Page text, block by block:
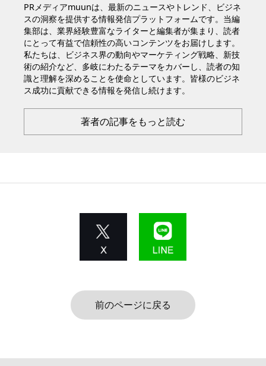
PRメディアmuunは、最新のニュースやトレンド、ビジネ
スの洞察を提供する情報発信プラットフォームです。当編
集部は、業界経験豊富なライターと編集者が集まり、読者
にとって有益で信頼性の高いコンテンツをお届けします。
私たちは、ビジネス界の動向やマーケティング戦略、新技
術の紹介など、多岐にわたるテーマをカバーし、読者の知
識と理解を深めることを使命としています。皆様のビジネ
ス成功に貢献できる情報を発信し続けます。
著者の記事をもっと読む
前のページに戻る